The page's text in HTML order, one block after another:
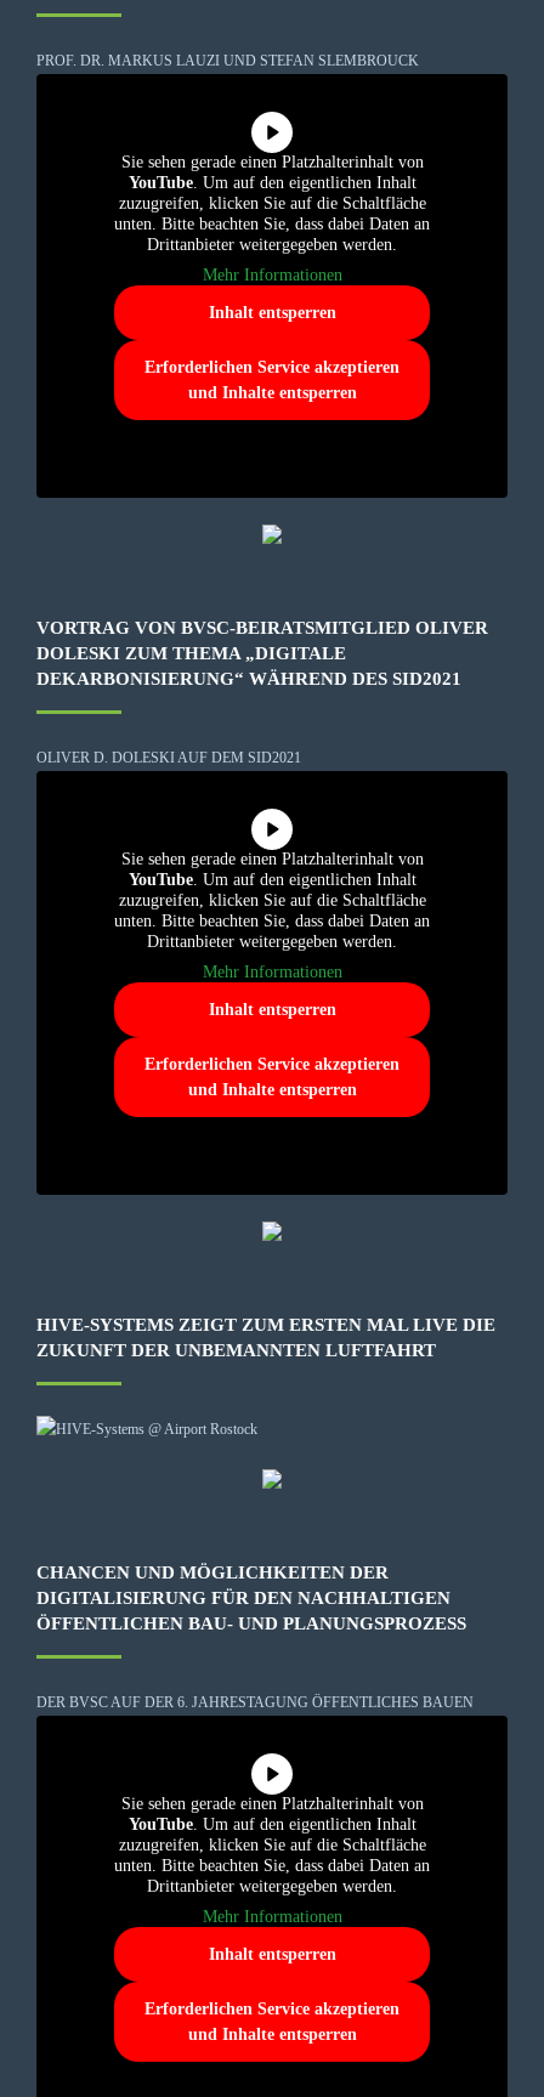
PROF. DR. MARKUS LAUZI UND STEFAN SLEMBROUCK
Sie sehen gerade einen Platzhalterinhalt von
YouTube. Um auf den eigentlichen Inhalt
zuzugreifen, klicken Sie auf die Schaltfläche
unten. Bitte beachten Sie, dass dabei Daten an
Drittanbieter weitergegeben werden.
Mehr Informationen
Inhalt entsperren
Erforderlichen Service akzeptieren
und Inhalte entsperren
VORTRAG VON BVSC-BEIRATSMITGLIED OLIVER
DOLESKI ZUM THEMA „DIGITALE
DEKARBONISIERUNG“ WÄHREND DES SID2021
OLIVER D. DOLESKI AUF DEM SID2021
Sie sehen gerade einen Platzhalterinhalt von
YouTube. Um auf den eigentlichen Inhalt
zuzugreifen, klicken Sie auf die Schaltfläche
unten. Bitte beachten Sie, dass dabei Daten an
Drittanbieter weitergegeben werden.
Mehr Informationen
Inhalt entsperren
Erforderlichen Service akzeptieren
und Inhalte entsperren
HIVE-SYSTEMS ZEIGT ZUM ERSTEN MAL LIVE DIE
ZUKUNFT DER UNBEMANNTEN LUFTFAHRT
CHANCEN UND MÖGLICHKEITEN DER
DIGITALISIERUNG FÜR DEN NACHHALTIGEN
ÖFFENTLICHEN BAU- UND PLANUNGSPROZESS
DER BVSC AUF DER 6. JAHRESTAGUNG ÖFFENTLICHES BAUEN
Sie sehen gerade einen Platzhalterinhalt von
YouTube. Um auf den eigentlichen Inhalt
zuzugreifen, klicken Sie auf die Schaltfläche
unten. Bitte beachten Sie, dass dabei Daten an
Drittanbieter weitergegeben werden.
Mehr Informationen
Inhalt entsperren
Erforderlichen Service akzeptieren
und Inhalte entsperren